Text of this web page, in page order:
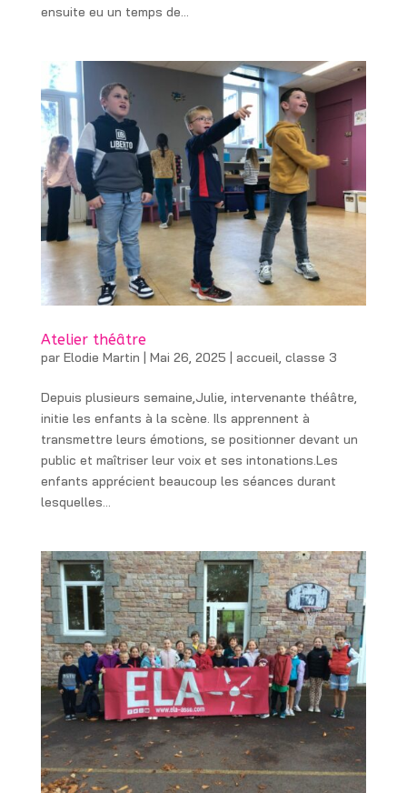
ensuite eu un temps de...
Atelier théâtre
par Elodie Martin | Mai 26, 2025 | accueil, classe 3
Depuis plusieurs semaine,Julie, intervenante théâtre,
initie les enfants à la scène. Ils apprennent à
transmettre leurs émotions, se positionner devant un
public et maîtriser leur voix et ses intonations.Les
enfants apprécient beaucoup les séances durant
lesquelles...